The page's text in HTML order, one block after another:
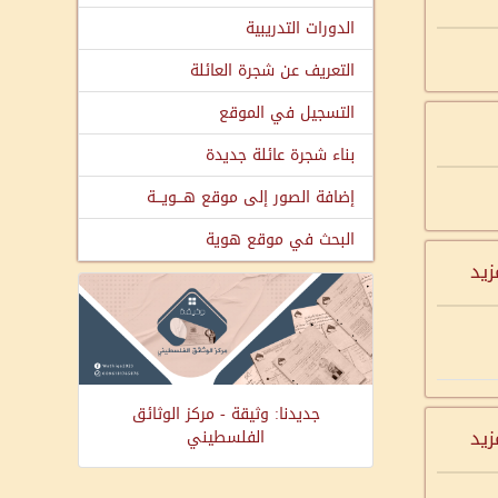
الدورات التدريبية
التعريف عن شجرة العائلة
التسجيل في الموقع
بناء شجرة عائلة جديدة
إضافة الصور إلى موقع هـــويـــة
البحث في موقع هوية
جديدنا: وثيقة - مركز الوثائق
الفلسطيني